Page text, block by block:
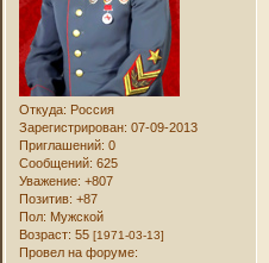
Откуда: Россия
Зарегистрирован: 07-09-2013
Приглашений: 0
Сообщений: 625
Уважение: +807
Позитив: +87
Пол: Мужской
Возраст: 55[1971-03-13]
Провел на форуме: